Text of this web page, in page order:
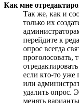
Как мне
Так же, как и
только их
перейдите к
опрос всегда
проголосовать,
если кто-то уже
или
удалить опрос.
менять